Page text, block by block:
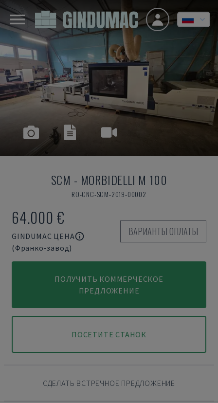
SCM - MORBIDELLI M 100
RO-CNC-SCM-2019-00002
64.000 €
GINDUMAC ЦЕНА
(Франко-завод)
ВАРИАНТЫ ОПЛАТЫ
ПОЛУЧИТЬ КОММЕРЧЕСКОЕ
ПРЕДЛОЖЕНИЕ
ПОСЕТИТЕ СТАНОК
СДЕЛАТЬ ВСТРЕЧНОЕ ПРЕДЛОЖЕНИЕ